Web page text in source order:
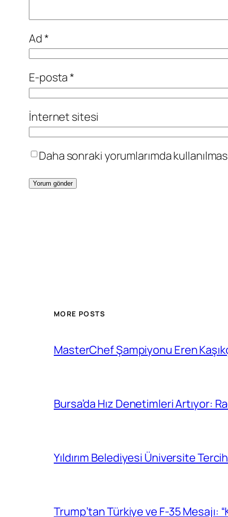
Ad*
E-posta*
İnternet sitesi
Daha sonraki yorumlarımda
MORE POSTS
MasterChef Şampiyonu Eren
Bursa’da Hız Denetimleri Artıyor:
Yıldırım Belediyesi Üniversite
Trump’tan Türkiye ve F-35 Mesajı: